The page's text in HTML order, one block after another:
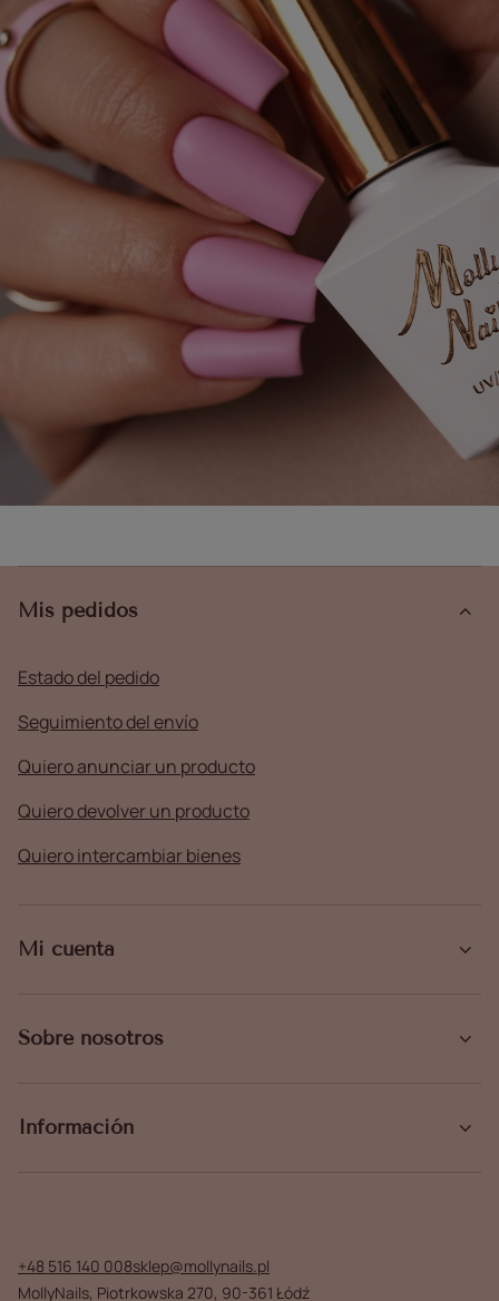
Mis pedidos
Estado del pedido
Seguimiento del envío
Quiero anunciar un producto
Quiero devolver un producto
Quiero intercambiar bienes
Mi cuenta
Sobre nosotros
Información
+48 516 140 008sklep@mollynails.pl
MollyNails, Piotrkowska 270, 90-361 Łódź